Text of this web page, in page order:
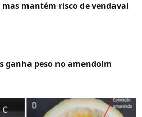
mantém risco de vendaval
ganha peso no amendoim